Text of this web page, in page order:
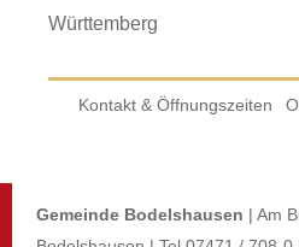
Württemberg
Kontakt & Öffnungszeiten
Gemeinde Bodelshausen | Am